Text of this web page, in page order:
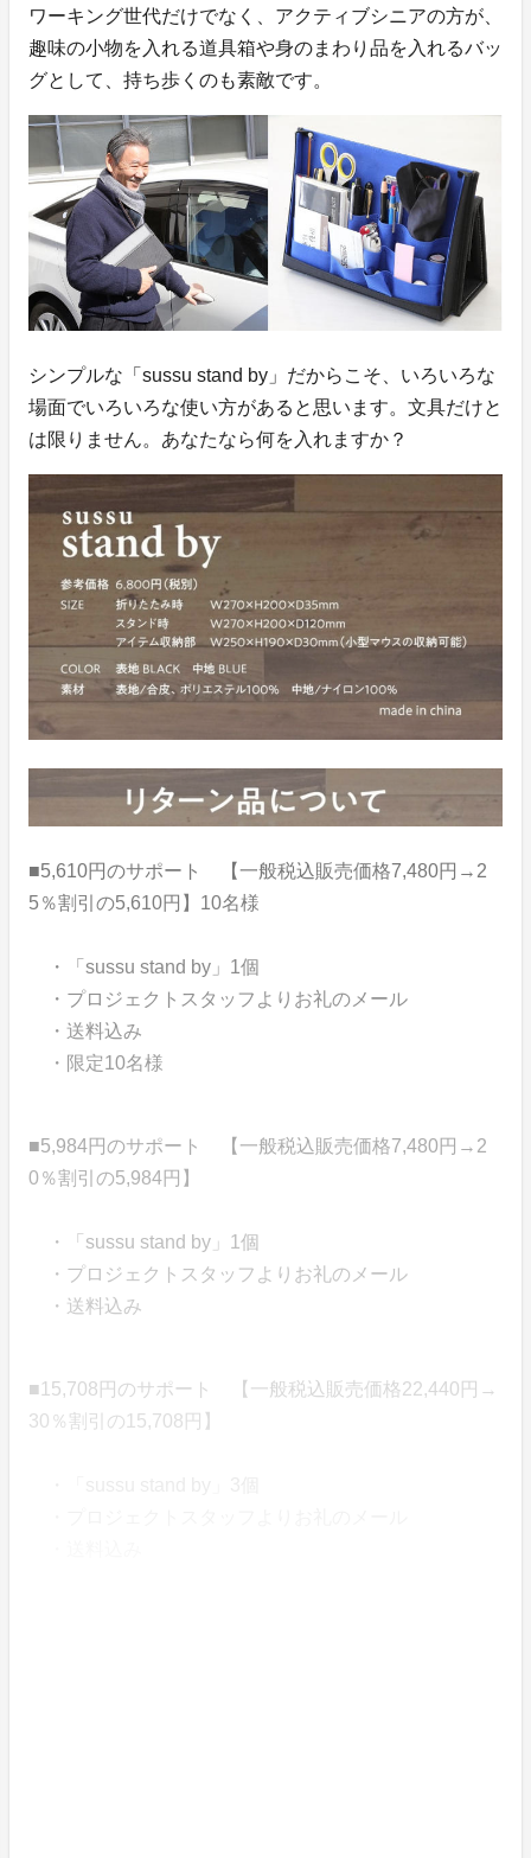
ワーキング世代だけでなく、アクティブシニアの方が、
趣味の小物を入れる道具箱や身のまわり品を入れるバッ
グとして、持ち歩くのも素敵です。
シンプルな「sussu stand by」だからこそ、いろいろな
場面でいろいろな使い方があると思います。文具だけと
は限りません。あなたなら何を入れますか？
■5,610円のサポート 【一般税込販売価格7,480円→2
5％割引の5,610円】10名様
・「sussu stand by」1個
・プロジェクトスタッフよりお礼のメール
・送料込み
・限定10名様
■5,984円のサポート 【一般税込販売価格7,480円→2
0％割引の5,984円】
・「sussu stand by」1個
・プロジェクトスタッフよりお礼のメール
・送料込み
■15,708円のサポート 【一般税込販売価格22,440円→
30％割引の15,708円】